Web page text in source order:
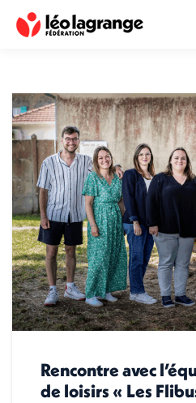
Rencontre avec
de loisirs « Les